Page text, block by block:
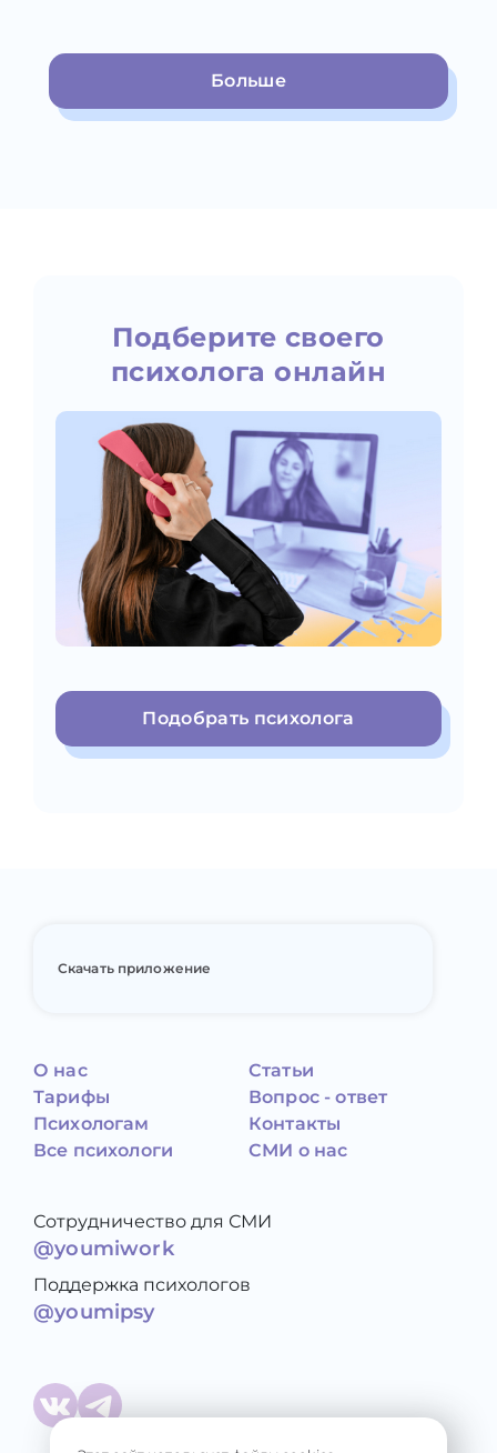
Больше
Подберите своего
психолога онлайн
Подобрать психолога
Скачать приложение
О нас
Тарифы
Психологам
Все психологи
Статьи
Вопрос - ответ
Контакты
СМИ о нас
Сотрудничество для СМИ
@youmiwork
Поддержка психологов
@youmipsy